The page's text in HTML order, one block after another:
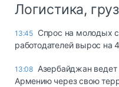
Логистика,
13:45 Спрос на молодых
работодателей вырос на
13:08 Азербайджан ведет
Армению через свою